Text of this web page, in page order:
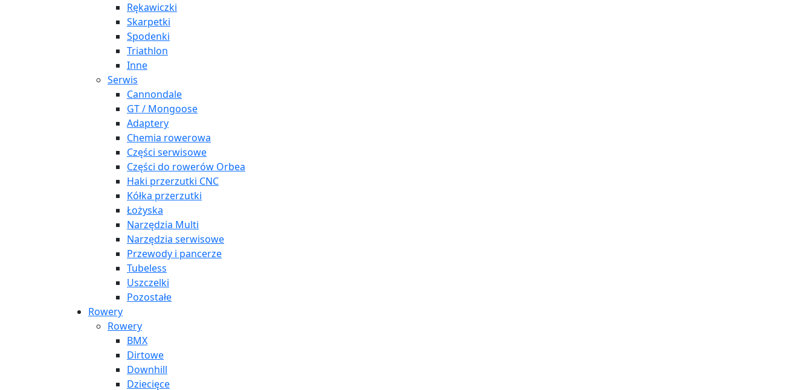
Rękawiczki
Skarpetki
Spodenki
Triathlon
Inne
Serwis
Cannondale
GT / Mongoose
Adaptery
Chemia rowerowa
Części serwisowe
Części do rowerów Orbea
Haki przerzutki CNC
Kółka przerzutki
Łożyska
Narzędzia Multi
Narzędzia serwisowe
Przewody i pancerze
Tubeless
Uszczelki
Pozostałe
Rowery
Rowery
BMX
Dirtowe
Downhill
Dziecięce